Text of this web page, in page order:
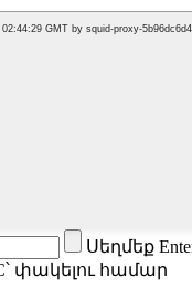
Սեղմեք
փակելու համար